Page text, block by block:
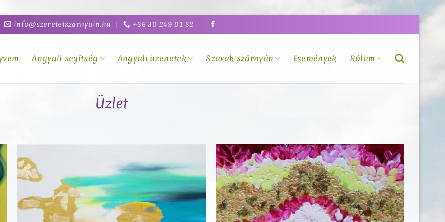
info@szeretetszarnyain.hu +36 30 249 01 32
Angyali segítség Angyali üzenetek Szavak szárnyán Események Rólam
Üzlet